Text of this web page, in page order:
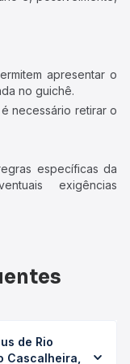
apresentar o
no guichê.
necessário retirar o
específicas da
exigências
de Rio
Cascalheira,